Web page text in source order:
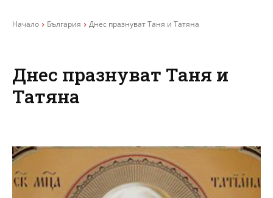
Начало България Днес празнуват Таня и Татяна
Днес празнуват Таня и
Татяна